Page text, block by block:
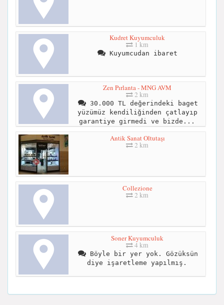
Kudret Kuyumculuk
1 km
Kuyumcudan ibaret
Zen Pırlanta - MNG AVM
2 km
30.000 TL değerindeki baget
yüzümüz kendiliğinden çatlayıp
garantiye girmedi ve bizde...
Antik Sanat Oltutaşı
2 km
Collezione
2 km
Soner Kuyumculuk
4 km
Böyle bir yer yok. Gözüksün
diye işaretleme yapılmış.